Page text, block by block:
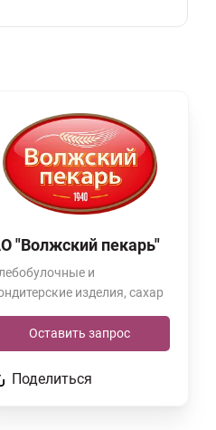
"Волжский пекарь"
и
изделия, сахар
Оставить запрос
Поделиться